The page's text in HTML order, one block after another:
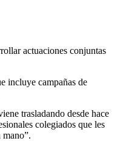
actuaciones conjuntas
incluye campañas de
trasladando desde hace
colegiados que les
mano”.